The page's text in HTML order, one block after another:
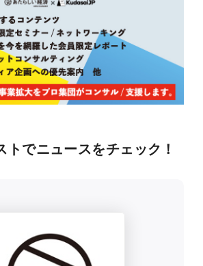
トでニュースをチェック！